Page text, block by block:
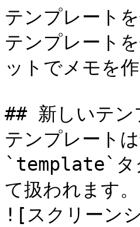
テンプレート
テンプレート
ットでメモを
## 新しいテン
テンプレート
`template`タ
て扱われます。
![スクリーン